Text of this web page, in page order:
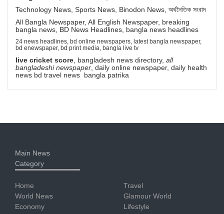
Technology News, Sports News, Binodon News, অর্থনৈতিক সংবাদ
All Bangla Newspaper, All English Newspaper, breaking
bangla news, BD News Headlines, bangla news headlines
24 news headlines, bd online newspapers, latest bangla newspaper,
bd enewspaper, bd print media, bangla live tv
live cricket score , bangladesh news directory, all
bangladeshi newspaper , daily online newspaper, daily health
news bd travel news bangla patrika
Main News
Category
Home
World News
Economy
Travel
Glamour World
Lifestyle